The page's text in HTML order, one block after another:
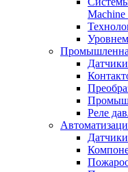
Реле
Датчики